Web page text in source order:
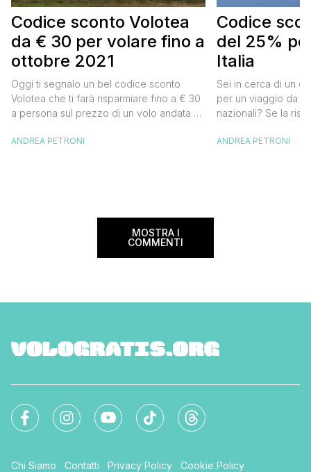
Codice sconto Volotea
da € 30 per volare fino a
ottobre 2021
Oggi ti segnalo un bel codice sconto
Volotea che ti farà risparmiare fino a € 30
a persona sul prezzo di un volo andata e
15 a tratta, che diventano € 30 su un volo
ANDREA PETRONI
Codice
del 25%
Italia
Sei in cerca di un
per un viaggio da
nazionali? Se la
Alitalia per l’Italia.
ANDREA PETRONI
MOSTRA I
COMMENTI
Chi Siamo Contatti Privacy Policy Cookie Policy